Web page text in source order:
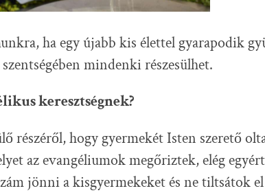
ha egy újabb kis élettel gyarapodik
mindenki részesülhet.
keresztségnek?
részéről, hogy gyermekét Isten szerető
az evangéliumok megőriztek, elég
jönni a kisgyermekeket és ne tiltsátok